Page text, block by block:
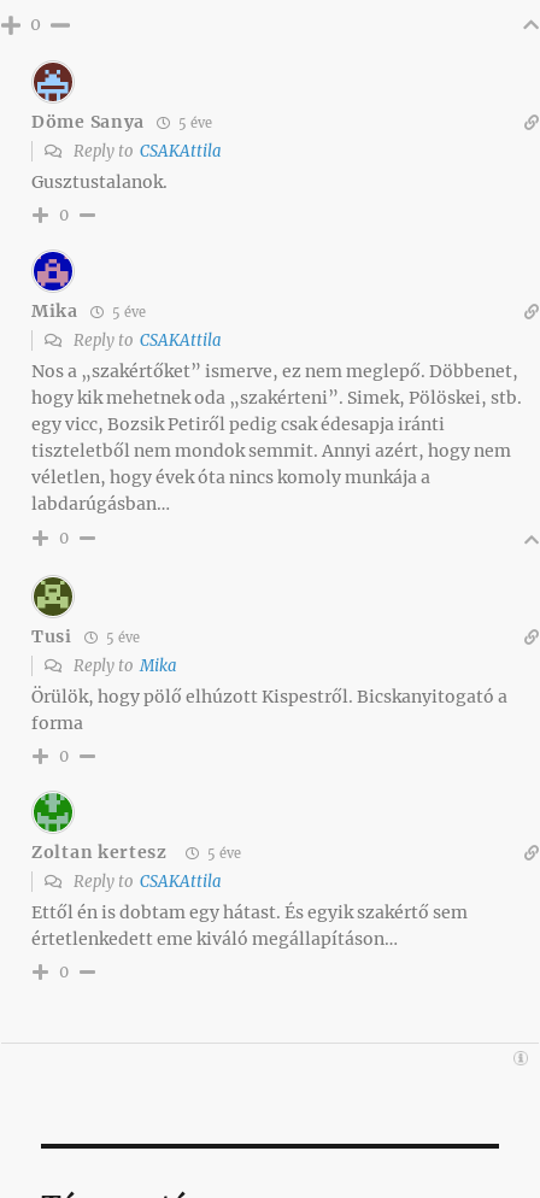
0
Döme Sanya 5 éve
Reply to CSAKAttila
Gusztustalanok.
0
Mika 5 éve
Reply to CSAKAttila
Nos a „szakértőket” ismerve, ez nem meglepő. Döbbenet,
hogy kik mehetnek oda „szakérteni”. Simek, Pölöskei, stb.
egy vicc, Bozsik Petiről pedig csak édesapja iránti
tiszteletből nem mondok semmit. Annyi azért, hogy nem
véletlen, hogy évek óta nincs komoly munkája a
labdarúgásban…
0
Tusi 5 éve
Reply toMika
Örülök, hogy pölő elhúzott Kispestről. Bicskanyitogató a
forma
0
Zoltan kertesz 5 éve
Reply to CSAKAttila
Ettől én is dobtam egy hátast. És egyik szakértő sem
értetlenkedett eme kiváló megállapításon…
0